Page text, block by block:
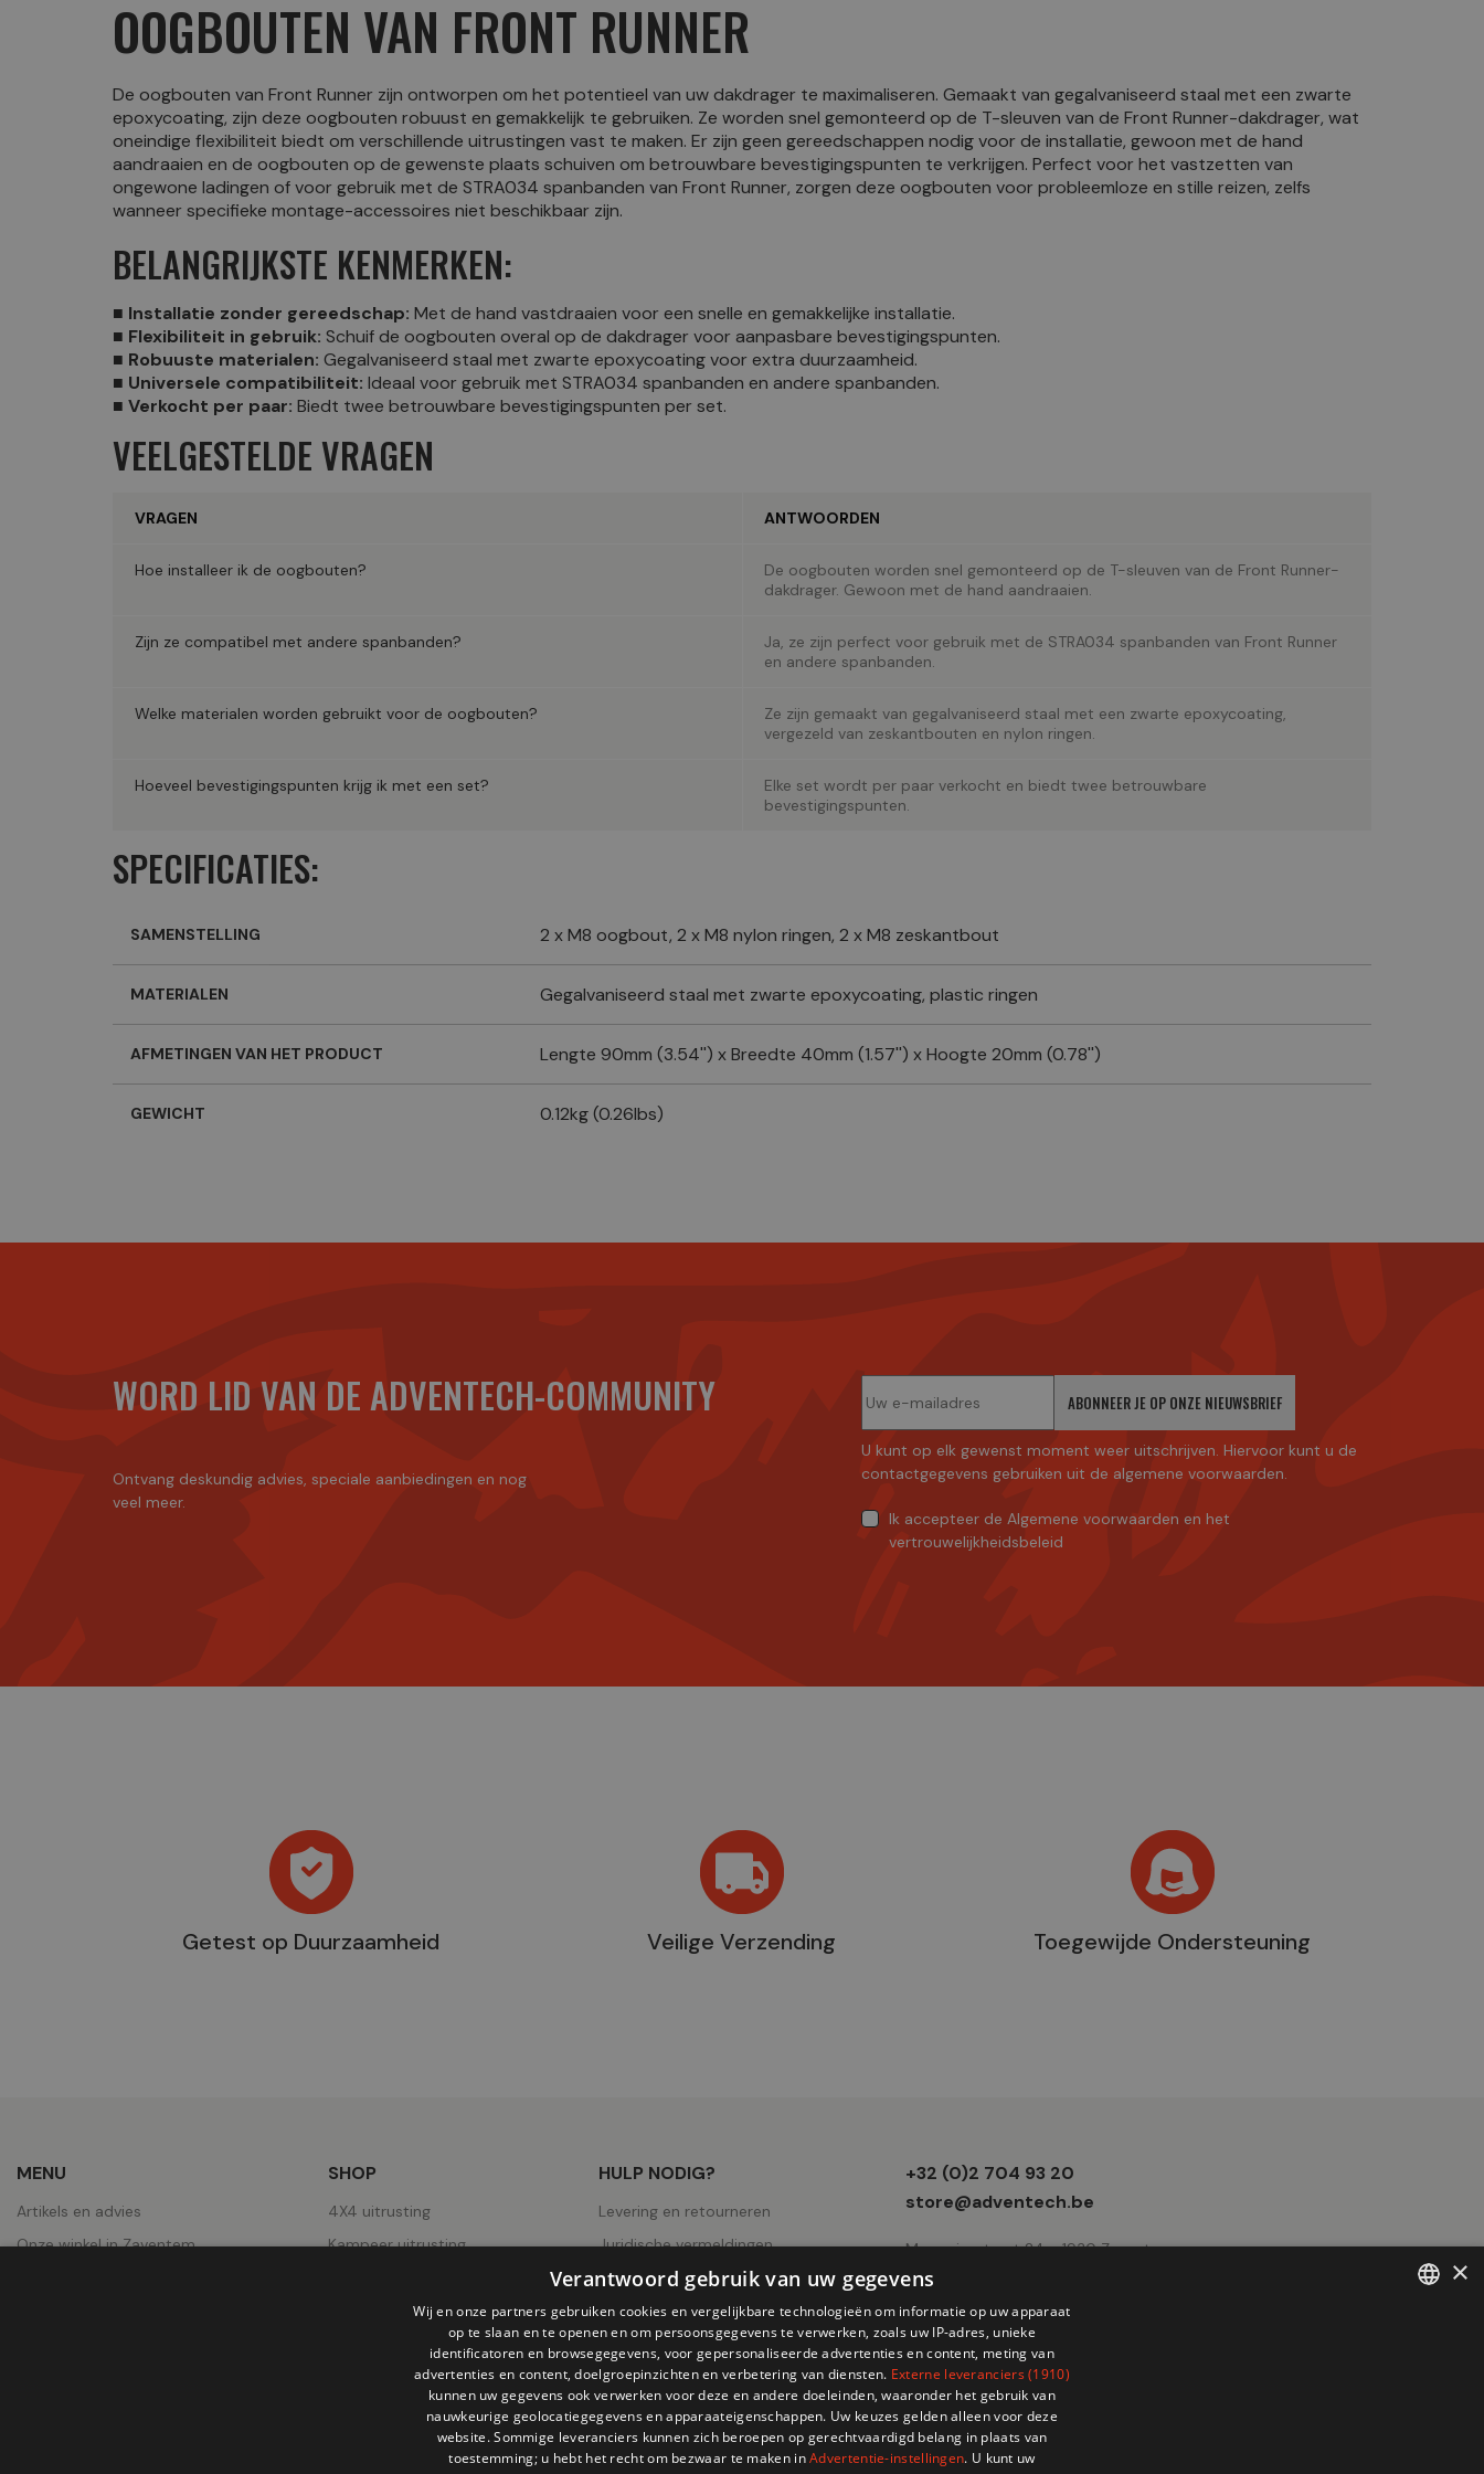
OOGBOUTEN VAN FRONT RUNNER
De oogbouten van Front Runner zijn ontworpen om het potentieel van uw dakdrager te maximaliseren. Gemaakt van gegalvaniseerd staal met een zwarte
epoxycoating, zijn deze oogbouten robuust en gemakkelijk te gebruiken. Ze worden snel gemonteerd op de T-sleuven van de Front Runner-dakdrager, wat
oneindige flexibiliteit biedt om verschillende uitrustingen vast te maken. Er zijn geen gereedschappen nodig voor de installatie, gewoon met de hand
aandraaien en de oogbouten op de gewenste plaats schuiven om betrouwbare bevestigingspunten te verkrijgen. Perfect voor het vastzetten van
ongewone ladingen of voor gebruik met de STRA034 spanbanden van Front Runner, zorgen deze oogbouten voor probleemloze en stille reizen, zelfs
wanneer specifieke montage-accessoires niet beschikbaar zijn.
BELANGRIJKSTE KENMERKEN:
■ Installatie zonder gereedschap: Met de hand vastdraaien voor een snelle en gemakkelijke installatie.
■ Flexibiliteit in gebruik: Schuif de oogbouten overal op de dakdrager voor aanpasbare bevestigingspunten.
■ Robuuste materialen: Gegalvaniseerd staal met zwarte epoxycoating voor extra duurzaamheid.
■ Universele compatibiliteit: Ideaal voor gebruik met STRA034 spanbanden en andere spanbanden.
■ Verkocht per paar: Biedt twee betrouwbare bevestigingspunten per set.
VEELGESTELDE VRAGEN
VRAGEN ANTWOORDEN
Hoe installeer ik de oogbouten?
De oogbouten worden snel gemonteerd op de T-sleuven van de Front Runner-
dakdrager. Gewoon met de hand aandraaien.
Zijn ze compatibel met andere spanbanden?
Ja, ze zijn perfect voor gebruik met de STRA034 spanbanden van Front Runner
en andere spanbanden.
Welke materialen worden gebruikt voor de oogbouten?
Ze zijn gemaakt van gegalvaniseerd staal met een zwarte epoxycoating,
vergezeld van zeskantbouten en nylon ringen.
Hoeveel bevestigingspunten krijg ik met een set?
Elke set wordt per paar verkocht en biedt twee betrouwbare
bevestigingspunten.
SPECIFICATIES:
SAMENSTELLING 2 x M8 oogbout, 2 x M8 nylon ringen, 2 x M8 zeskantbout
MATERIALEN Gegalvaniseerd staal met zwarte epoxycoating, plastic ringen
AFMETINGEN VAN HET PRODUCT Lengte 90mm (3.54'') x Breedte 40mm (1.57'') x Hoogte 20mm (0.78'')
GEWICHT 0.12kg (0.26lbs)
WORD LID VAN DE ADVENTECH-COMMUNITY
Ontvang deskundig advies, speciale aanbiedingen en nog
veel meer.
ABONNEER JE OP ONZE NIEUWSBRIEF
U kunt op elk gewenst moment weer uitschrijven. Hiervoor kunt u de
contactgegevens gebruiken uit de algemene voorwaarden.
Ik accepteer de Algemene voorwaarden en het
vertrouwelijkheidsbeleid
Getest op Duurzaamheid Veilige Verzending Toegewijde Ondersteuning
MENU
Artikels en advies
Onze winkel in Zaventem
SHOP
4X4 uitrusting
Kampeer uitrusting
HULP NODIG?
Levering en retourneren
Juridische vermeldingen
Gebruiksvoorwaarden
AVV
Cookies pagina
Privacy
Winkel
informatie
+32 (0)2 704 93 20
store@adventech.be
Mercuriusstraat 24 - 1930 Zaventem
×
Verantwoord gebruik van uw gegevens
Wij en onze partners gebruiken cookies en vergelijkbare technologieën om informatie op uw apparaat
op te slaan en te openen en om persoonsgegevens te verwerken, zoals uw IP-adres, unieke
identificatoren en browsegegevens, voor gepersonaliseerde advertenties en content, meting van
advertenties en content, doelgroepinzichten en verbetering van diensten. Externe leveranciers (1910)
kunnen uw gegevens ook verwerken voor deze en andere doeleinden, waaronder het gebruik van
nauwkeurige geolocatiegegevens en apparaateigenschappen. Uw keuzes gelden alleen voor deze
website. Sommige leveranciers kunnen zich beroepen op gerechtvaardigd belang in plaats van
toestemming; u hebt het recht om bezwaar te maken inAdvertentie-instellingen. U kunt uw